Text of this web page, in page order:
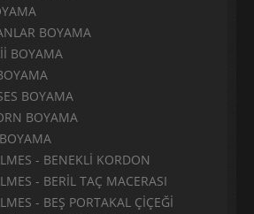
BOYAMA
BOYAMA
BOYAMA
BOYAMA
- BENEKLİ KORDON
- BERİL TAÇ MACERASI
- BEŞ PORTAKAL ÇİÇEĞİ